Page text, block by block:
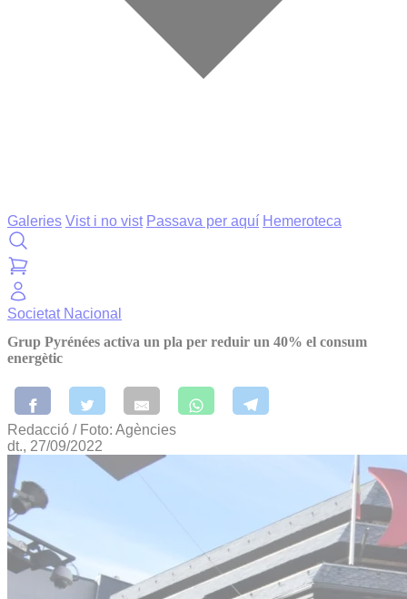
Galeries Vist i no vist Passava per aquí Hemeroteca
Societat Nacional
Grup Pyrénées activa un pla per reduir un 40% el consum
energètic
Redacció / Foto: Agències
dt., 27/09/2022